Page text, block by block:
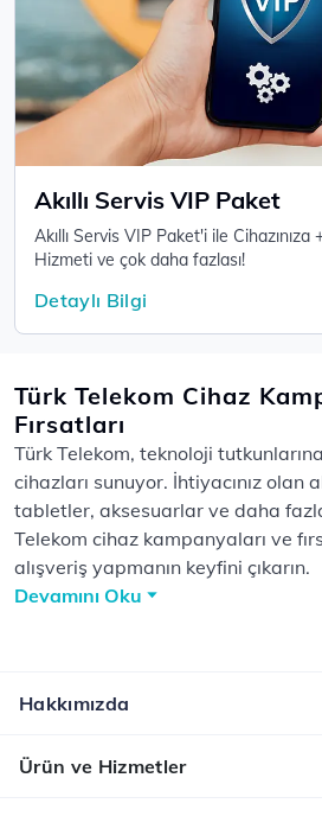
Akıllı Servis VIP Paket
Akıllı Servis VIP Paket'i ile Cihazınıza
Hizmeti ve çok daha fazlası!
Detaylı Bilgi
Türk Telekom Cihaz
Fırsatları
Türk Telekom, teknoloji
cihazları sunuyor. İhtiyacınız olan
tabletler, aksesuarlar ve daha
Telekom cihaz kampanyaları ve
alışveriş yapmanın keyfini çıkarın.
Devamını Oku
Hakkımızda
Ürün ve Hizmetler